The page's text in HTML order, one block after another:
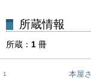
所蔵 1 冊
1 本屋